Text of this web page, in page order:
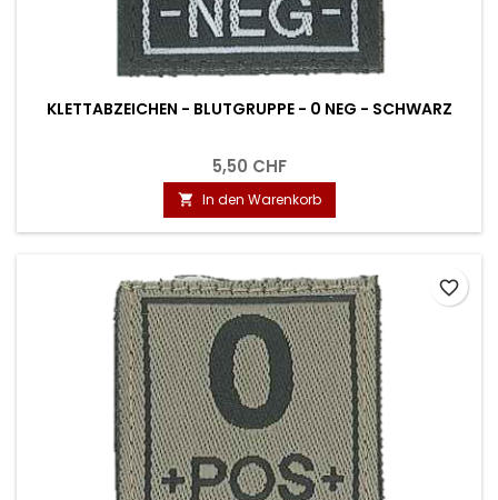
KLETTABZEICHEN - BLUTGRUPPE - 0 NEG - SCHWARZ
5,50 CHF
 In den Warenkorb
favorite_border